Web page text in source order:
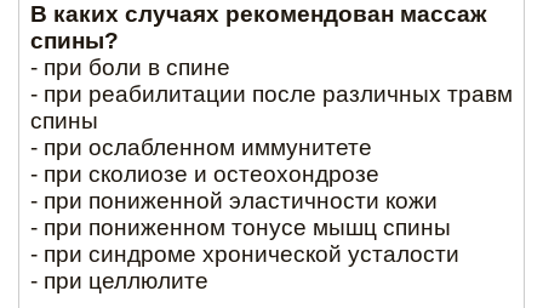
В каких случаях рекомендован массаж
спины?
- при боли в спине
- при реабилитации после различных травм
спины
- при ослабленном иммунитете
- при сколиозе и остеохондрозе
- при пониженной эластичности кожи
- при пониженном тонусе мышц спины
- при синдроме хронической усталости
- при целлюлите